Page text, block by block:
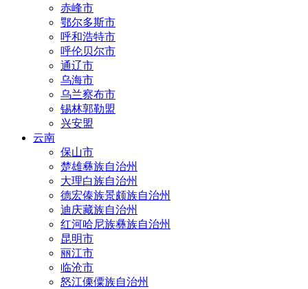
赤峰市
鄂尔多斯市
呼和浩特市
呼伦贝尔市
通辽市
乌海市
乌兰察布市
锡林郭勒盟
兴安盟
云南
保山市
楚雄彝族自治州
大理白族自治州
德宏傣族景颇族自治州
迪庆藏族自治州
红河哈尼族彝族自治州
昆明市
丽江市
临沧市
怒江傈僳族自治州